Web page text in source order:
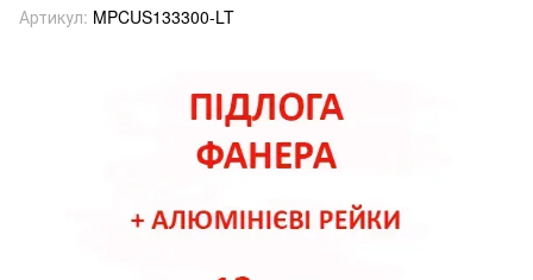
Артикул: MPCUS133300-LT